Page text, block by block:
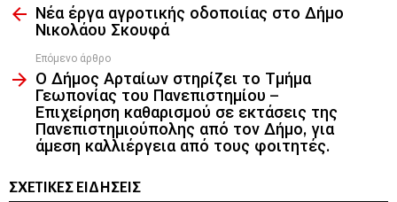
more Νέα έργα αγροτικής οδοποιίας στο Δήμο
Νικολάου Σκουφά
Επόμενο άρθρο
Ο Δήμος Αρταίων στηρίζει το Τμήμα
Γεωπονίας του Πανεπιστημίου –
Επιχείρηση καθαρισμού σε εκτάσεις της
Πανεπιστημιούπολης από τον Δήμο, για
άμεση καλλιέργεια από τους φοιτητές.
ΣΧΕΤΙΚΈΣ ΕΙΔΉΣΕΙΣ